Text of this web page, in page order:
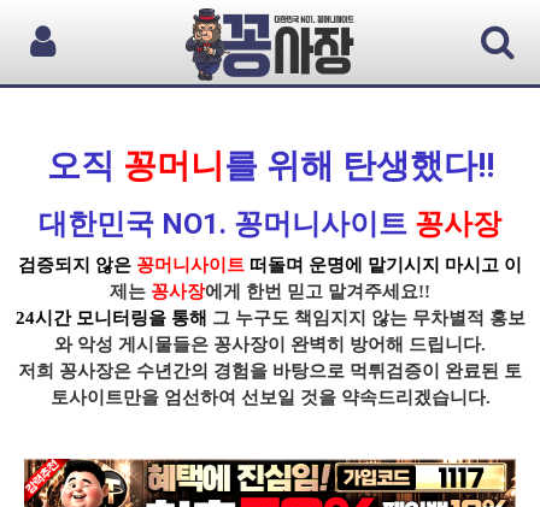
오직 꽁머니를 위해 탄생했다!!
대한민국 NO1. 꽁머니사이트 꽁사장
검증되지 않은 꽁머니사이트 떠돌며 운명에 맡기시지 마시고 이
제는 꽁사장에게 한번 믿고 맡겨주세요!!
24시간 모니터링을 통해 그 누구도 책임지지 않는 무차별적 홍보
와 악성 게시물들은 꽁사장이 완벽히 방어해 드립니다.
저희 꽁사장은 수년간의 경험을 바탕으로 먹튀 검증이
완료된 토
토사이트만을 엄선하여 선보일 것을 약속드리겠습니다.